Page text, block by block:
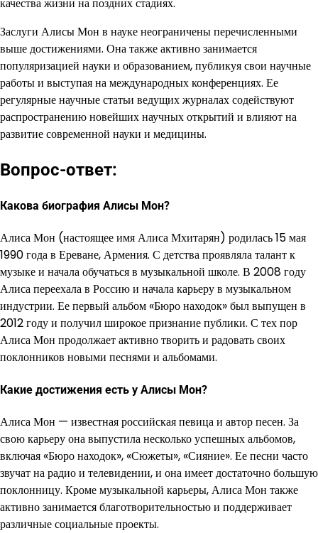
Заслуги Алисы Мон в науке неограничены перечисленными
выше достижениями. Она также активно занимается
популяризацией науки и образованием, публикуя свои научные
работы и выступая на международных конференциях. Ее
регулярные научные статьи ведущих журналах содействуют
распространению новейших научных открытий и влияют на
развитие современной науки и медицины.
Вопрос-ответ:
Какова биография Алисы Мон?
Алиса Мон (настоящее имя Алиса Мхитарян) родилась 15 мая
1990 года в Ереване, Армения. С детства проявляла талант к
музыке и начала обучаться в музыкальной школе. В 2008 году
Алиса переехала в Россию и начала карьеру в музыкальном
индустрии. Ее первый альбом «Бюро находок» был выпущен в
2012 году и получил широкое признание публики. С тех пор
Алиса Мон продолжает активно творить и радовать своих
поклонников новыми песнями и альбомами.
Какие достижения есть у Алисы Мон?
Алиса Мон — известная российская певица и автор песен. За
свою карьеру она выпустила несколько успешных альбомов,
включая «Бюро находок», «Сюжеты», «Сияние». Ее песни часто
звучат на радио и телевидении, и она имеет достаточно большую
поклонницу. Кроме музыкальной карьеры, Алиса Мон также
активно занимается благотворительностью и поддерживает
различные социальные проекты.